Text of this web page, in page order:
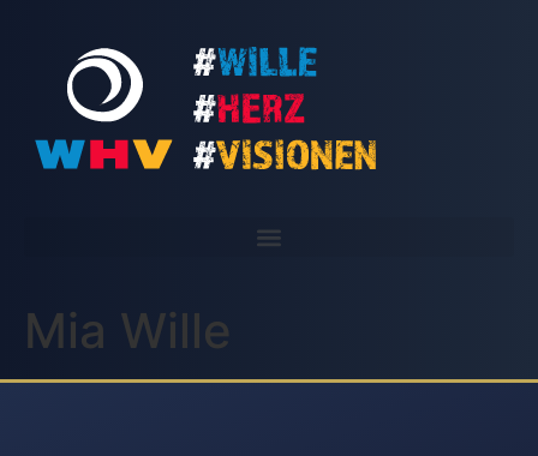
Mia Wille